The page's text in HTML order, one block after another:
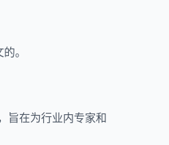
。
旨在为行业内专家和